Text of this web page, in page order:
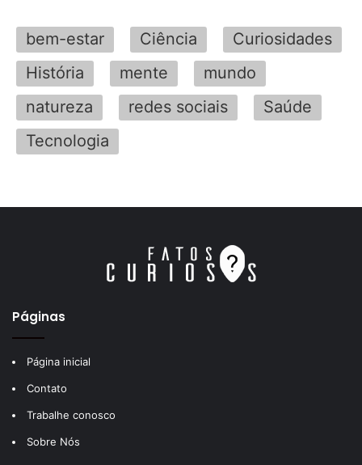
bem-estar Ciência
Curiosidades
História
mente
mundo
natureza
redes sociais
Saúde
Tecnologia
Páginas
Página inicial
Contato
Trabalhe conosco
Sobre Nós